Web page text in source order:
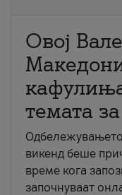
Овој
темата
викенд беше
време кога
започнуваат